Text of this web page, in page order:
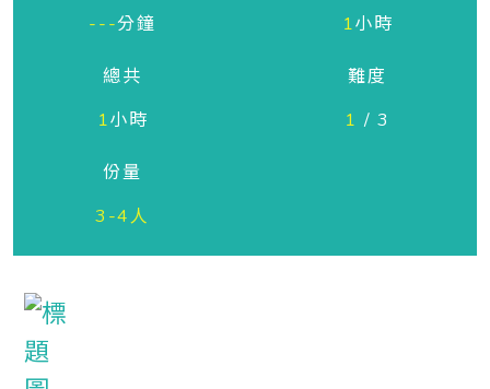
---分鐘
1小時
總共
1小時
難度
1 / 3
份量
3-4人